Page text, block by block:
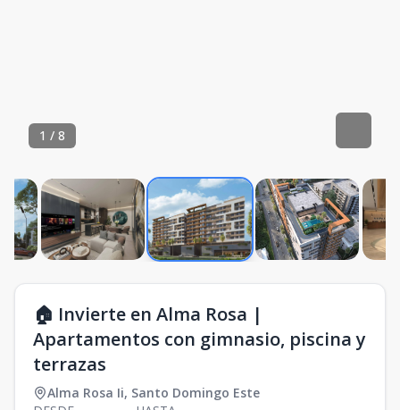
1 / 8
🏠 Invierte en Alma Rosa |
Apartamentos con gimnasio, piscina y
terrazas
Alma Rosa Ii, Santo Domingo Este